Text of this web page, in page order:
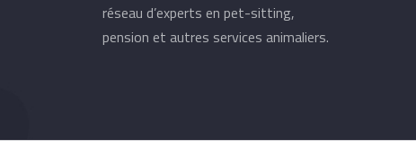
réseau d’experts en pet-sitting,
pension et autres services animaliers.